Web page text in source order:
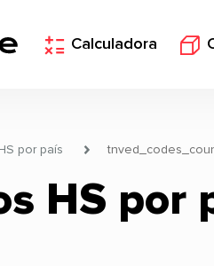
Calculadora
por país
HS por